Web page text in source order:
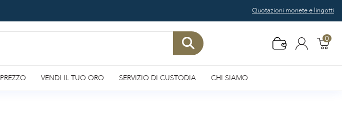
Quotazioni monete e lingotti
0
VENDI IL TUO ORO SERVIZIO DI CUSTODIA CHI SIAMO